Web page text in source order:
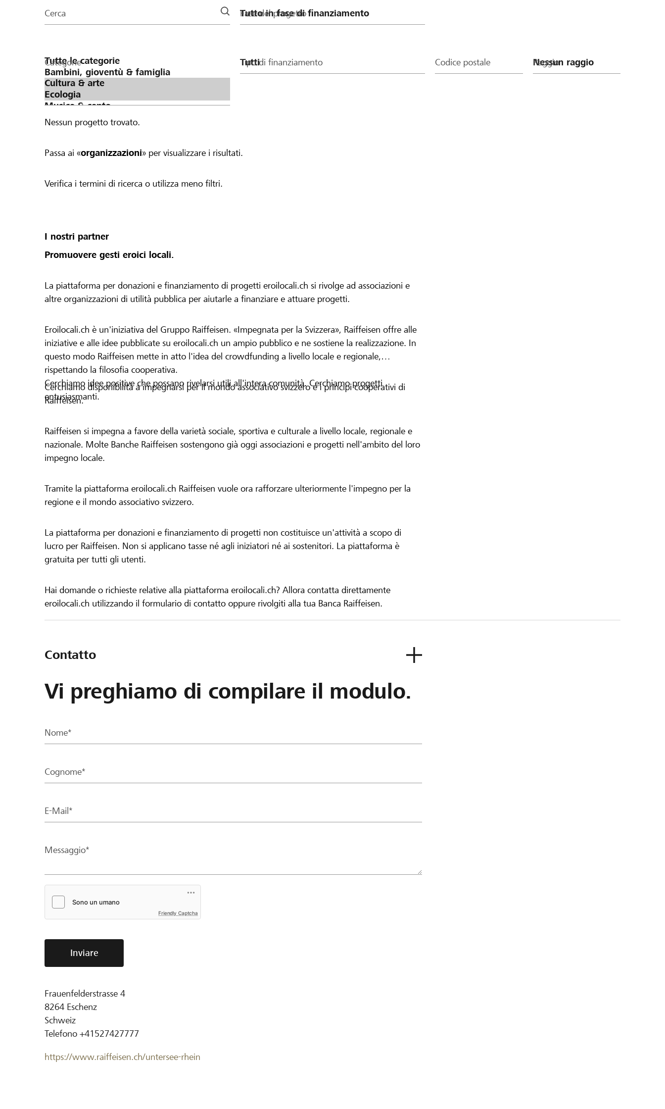
della
Cerca Fase del progetto
Categorie Tipo di finanziamento Codice postale Raggio
Nessun progetto trovato.
Passa ai «organizzazioni» per visualizzare i risultati.
Verifica i termini di ricerca o utilizza meno filtri.
I nostri partner
Promuovere gesti eroici locali.
La piattaforma per donazioni e finanziamento di progetti eroilocali.ch si rivolge ad associazioni e
altre organizzazioni di utilità pubblica per aiutarle a finanziare e attuare progetti.
Eroilocali.ch è un'iniziativa del Gruppo Raiffeisen. «Impegnata per la Svizzera», Raiffeisen offre alle
iniziative e alle idee pubblicate su eroilocali.ch un ampio pubblico e ne sostiene la realizzazione. In
questo modo Raiffeisen mette in atto l'idea del crowdfunding a livello locale e regionale,
rispettando la filosofia cooperativa.
Cerchiamo idee positive che possano rivelarsi utili all'intera comunità. Cerchiamo progetti
entusiasmanti.
Cerchiamo disponibilità a impegnarsi per il mondo associativo svizzero e i principi cooperativi di
Raiffeisen.
Raiffeisen si impegna a favore della varietà sociale, sportiva e culturale a livello locale, regionale e
nazionale. Molte Banche Raiffeisen sostengono già oggi associazioni e progetti nell'ambito del loro
impegno locale.
Tramite la piattaforma eroilocali.ch Raiffeisen vuole ora rafforzare ulteriormente l'impegno per la
regione e il mondo associativo svizzero.
La piattaforma per donazioni e finanziamento di progetti non costituisce un'attività a scopo di
lucro per Raiffeisen. Non si applicano tasse né agli iniziatori né ai sostenitori. La piattaforma è
gratuita per tutti gli utenti.
Hai domande o richieste relative alla piattaforma eroilocali.ch? Allora contatta direttamente
eroilocali.ch utilizzando il formulario di contatto oppure rivolgiti alla tua Banca Raiffeisen.
Contatto
Vi preghiamo di compilare il modulo.
Nome*
Cognome*
E-Mail*
Messaggio*
Friendly Captcha
Inviare
Frauenfelderstrasse 4
8264 Eschenz
Schweiz
Telefono +41527427777
https://www.raiffeisen.ch/untersee-rhein